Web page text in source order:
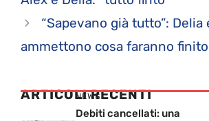
“Sapevano già tutto”: Delia
ammettono cosa faranno
ARTICOLI RECENTI
NEWS
Debiti cancellati: una